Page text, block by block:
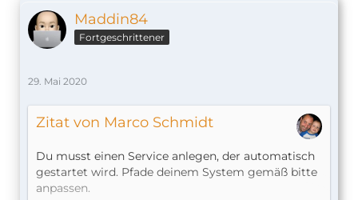
Maddin84
Fortgeschrittener
29. Mai 2020
Zitat von Marco Schmidt
Du musst einen Service anlegen, der automatisch
gestartet wird. Pfade deinem System gemäß bitte
anpassen.